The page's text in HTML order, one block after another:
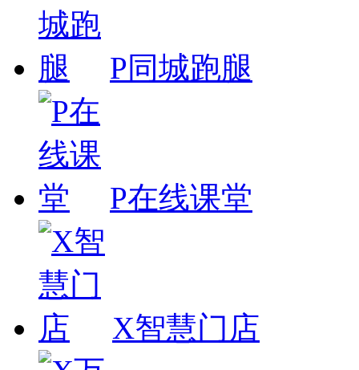
P同城跑腿
P在线课堂
X智慧门店